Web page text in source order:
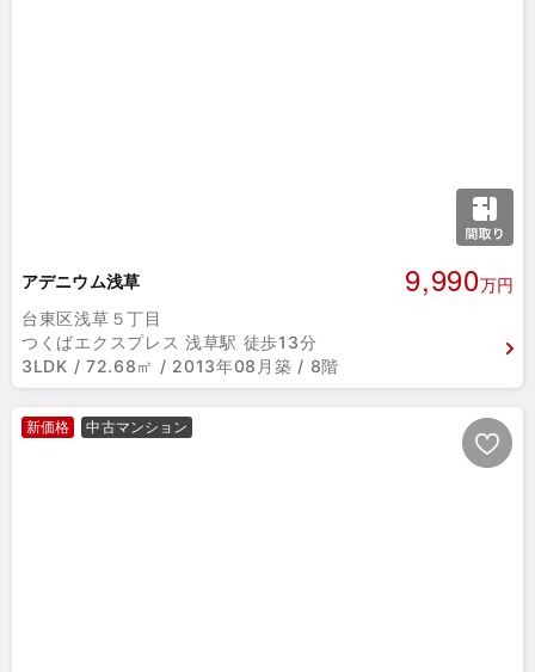
アデニウム浅草 9,990万円
台東区浅草５丁目
つくばエクスプレス 浅草駅 徒歩13分
3LDK / 72.68㎡ / 2013年08月築 / 8階
新価格 中古マンション